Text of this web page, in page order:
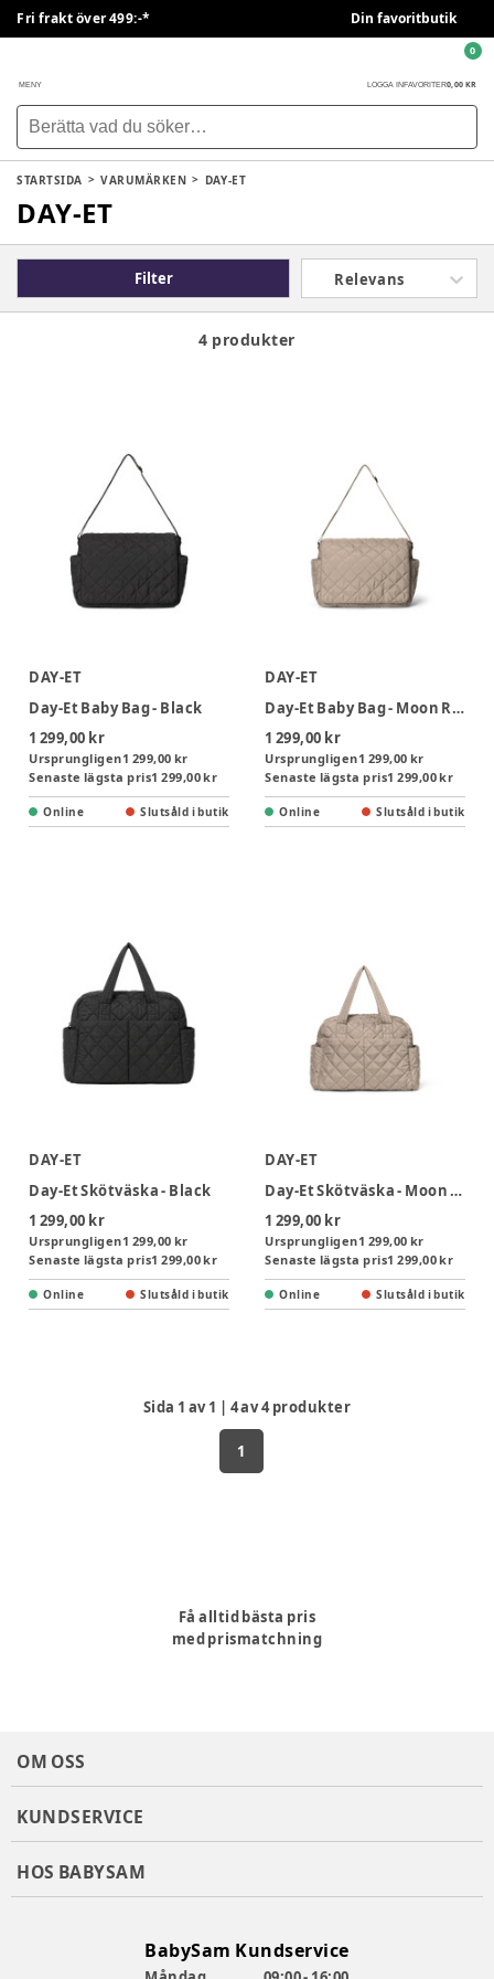
Fri frakt över 499:-* Din favoritbutik
MENY LOGGA IN FAVORITER0,00 KR
0
STARTSIDA VARUMÄRKEN DAY-ET
DAY-ET
Filter Relevans
4 produkter
DAY-ET
Day-Et Baby Bag - Black
1 299,00 kr
Ursprungligen1 299,00 kr
Senaste lägsta pris1 299,00 kr
Online Slutsåld i butik
DAY-ET
Day-Et Baby Bag - Moon Rock
1 299,00 kr
Ursprungligen1 299,00 kr
Senaste lägsta pris1 299,00 kr
Online Slutsåld i butik
DAY-ET
Day-Et Skötväska - Black
1 299,00 kr
Ursprungligen1 299,00 kr
Senaste lägsta pris1 299,00 kr
Online Slutsåld i butik
DAY-ET
Day-Et Skötväska - Moon Rock
1 299,00 kr
Ursprungligen1 299,00 kr
Senaste lägsta pris1 299,00 kr
Online Slutsåld i butik
Sida 1 av1 | 4av4 produkter
1
Få alltid bästa pris
med prismatchning
OM OSS
KUNDSERVICE
HOS BABYSAM
BabySam Kundservice